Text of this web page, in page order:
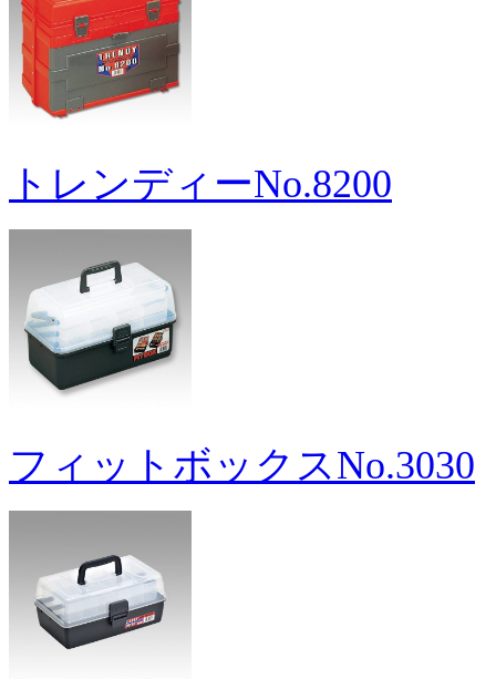
トレンディーNo.8200
フィットボックスNo.3030